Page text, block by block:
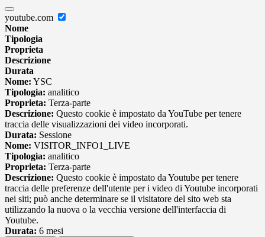
youtube.com
Nome
Tipologia
Proprieta
Descrizione
Durata
Nome: YSC
Tipologia: analitico
Proprieta: Terza-parte
Descrizione: Questo cookie è impostato da YouTube per tenere
traccia delle visualizzazioni dei video incorporati.
Durata: Sessione
Nome: VISITOR_INFO1_LIVE
Tipologia: analitico
Proprieta: Terza-parte
Descrizione: Questo cookie è impostato da Youtube per tenere
traccia delle preferenze dell'utente per i video di Youtube incorporati
nei siti; può anche determinare se il visitatore del sito web sta
utilizzando la nuova o la vecchia versione dell'interfaccia di
Youtube.
Durata: 6 mesi